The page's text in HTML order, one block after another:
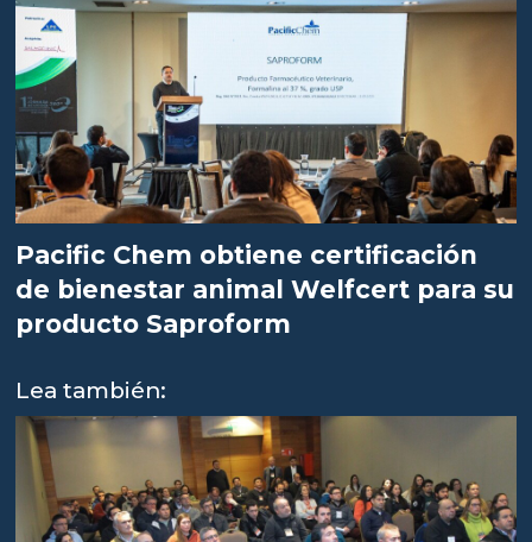
Pacific Chem obtiene certificación
de bienestar animal Welfcert para su
producto Saproform
Lea también: